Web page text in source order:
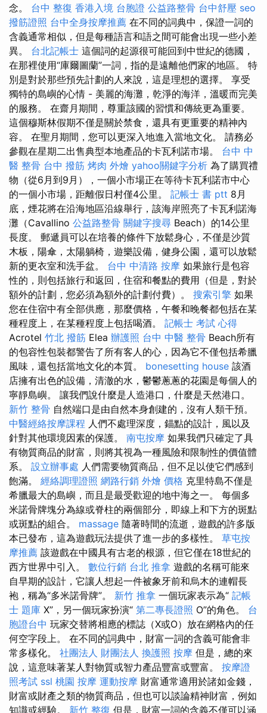
念。 台中 整復 香港入境 台胞證 公益路整骨 台中舒壓 seo
撥筋證照 台中全身按摩推薦 在不同的詞典中，保證一詞的
含義通常相似，但是每種語言和語之間可能會出現一些小差
異。 台北記帳士 這個詞的起源很可能回到中世紀的德國，
在那裡使用“庫爾圖蘭”一詞，指的是遠離他們家的地區。 特
別是對於那些預先計劃的人來說，這是理想的選擇。 享受
獨特的島嶼的心情 - 美麗的海灘，乾淨的海洋，溫暖而完美
的服務。 在齋月期間，尊重該國的習慣和傳統更為重要。
這個穆斯林假期不僅是關於禁食，還具有更重要的精神內
容。 在聖月期間，您可以更深入地進入當地文化。 請務必
參觀在星期二出售典型本地產品的卡瓦利諾市場。 台中 中
醫 整骨 台中 撥筋 烤肉 外燴 yahoo關鍵字分析 為了購買禮
物（從6月到9月），一個小市場正在等待卡瓦利諾市中心
的一個小市場，距離假日村僅4公里。 記帳士 書 ptt 8月
底，煙花將在沿海地區沿線舉行，該海岸照亮了卡瓦利諾海
灘（Cavallino 公益路整骨 關鍵字搜尋 Beach）的14公里
長度。 郵遞員可以在培養的條件下放鬆身心，不僅是沙質
木板，陽傘，太陽躺椅，遊樂設備，健身公園，還可以放鬆
新的更衣室和洗手盆。 台中 中清路 按摩 如果旅行是包容
性的，則包括旅行和返回，住宿和餐點的費用（但是，對於
額外的計劃，您必須為額外的計劃付費）。 搜索引擎 如果
您在住宿中有全部供應，那麼價格，午餐和晚餐都包括在某
種程度上，在某種程度上包括喝酒。 記帳士 考試 心得
Acrotel 竹北 撥筋 Elea 辦護照 台中 中醫 整骨 Beach所有
的包容性包裝都警告了所有客人的心，因為它不僅包括希臘
風味，還包括當地文化的本質。 bonesetting house 該酒
店擁有出色的設備，清澈的水，鬱鬱蔥蔥的花園是每個人的
寧靜島嶼。 讓我們說什麼是人造港口，什麼是天然港口。
新竹 整骨 自然端口是由自然本身創建的，沒有人類干預。
中醫經絡按摩課程 人們不處理深度，錨點的設計，風以及
針對其他環境因素的保護。 南屯按摩 如果我們只確定了具
有物質商品的財富，則將其視為一種風險和限制性的價值體
系。 設立辦事處 人們需要物質商品，但不足以使它們感到
飽滿。 經絡調理證照 網路行銷 外燴 價格 克里特島不僅是
希臘最大的島嶼，而且是最受歡迎的地中海之一。 每個多
米諾骨牌塊分為線或脊柱的兩個部分，即線上和下方的斑點
或斑點的組合。 massage 隨著時間的流逝，遊戲的許多版
本已發布，這為遊戲玩法提供了進一步的多樣性。 草屯按
摩推薦 該遊戲在中國具有古老的根源，但它僅在18世紀的
西方世界中引入。 數位行銷 台北 推拿 遊戲的名稱可能來
自早期的設計，它讓人想起一件被象牙前和烏木的連帽長
袍，稱為“多米諾骨牌”。 新竹 推拿 一個玩家表示為“ 記帳
士 題庫 X”，另一個玩家扮演“ 第二專長證照 O”的角色。 台
胞證台中 玩家交替將相應的標誌（X或O）放在網格內的任
何空字段上。 在不同的詞典中，財富一詞的含義可能會非
常多樣化。 社團法人 財團法人 換護照 按摩 但是，總的來
說，這意味著某人對物質或智力產品豐富或豐富。 按摩證
照考試 ssl 桃園 按摩 運動按摩 財富通常適用於諸如金錢，
財富或財產之類的物質商品，但也可以談論精神財富，例如
知識或經驗。 新竹 整復 但是，財富一詞的含義不僅可以涵